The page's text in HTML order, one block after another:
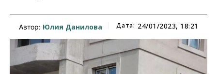
Автор: Юлия Данилова Дата: 24/01/2023, 18:21